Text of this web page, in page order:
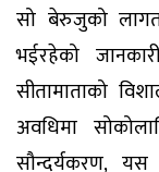
सो बेरुजुको लागत
भईरहेको
सीतामाताको
अवधिमा
सौन्दर्यकरण, यस